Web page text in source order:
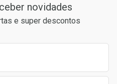
Ativar Desconto
Comprar sem Desconto
Comprar sem Desconto
novidades
e super descontos